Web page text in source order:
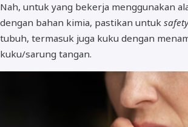
Nah, untuk yang bekerja menggunakan
dengan bahan kimia, pastikan untuk
tubuh, termasuk juga kuku dengan
kuku/sarung tangan.